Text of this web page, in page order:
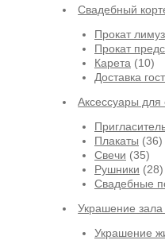
Свадебный
Прокат
Прокат
Карета (10)
Доставка
Аксессуары для
Плакаты (36)
Свечи (35)
Рушники (28)
Свадебные
Украшение
Украшение